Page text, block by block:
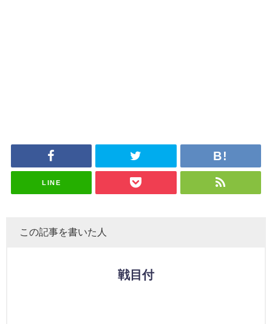
LINE
この記事を書いた人
戦目付